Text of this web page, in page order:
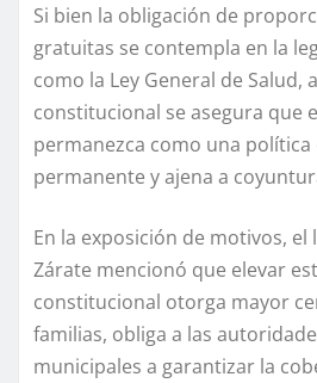
Si bien la obligación de
gratuitas se contempla en la
como la Ley General de Salud,
constitucional se asegura que
permanezca como una política
permanente y ajena a
En la exposición de motivos, el
Zárate mencionó que elevar
constitucional otorga mayor
familias, obliga a las
municipales a garantizar la